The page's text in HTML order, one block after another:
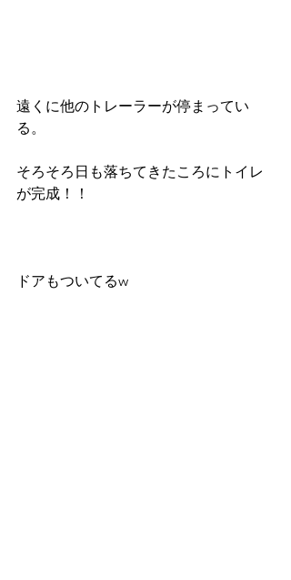
遠くに他のトレーラーが停まってい
る。
そろそろ日も落ちてきたころにトイレ
が完成！！
ドアもついてるw